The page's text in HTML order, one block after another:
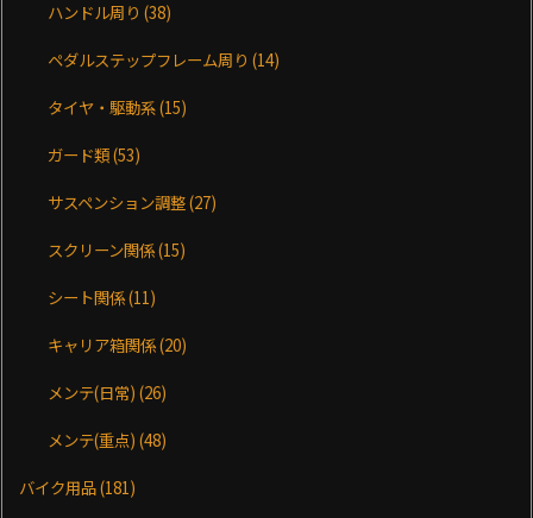
ハンドル周り(38)
ペダルステップフレーム周り(14)
タイヤ・駆動系(15)
ガード類(53)
サスペンション調整(27)
スクリーン関係(15)
シート関係(11)
キャリア箱関係(20)
メンテ(日常)(26)
メンテ(重点)(48)
バイク用品(181)